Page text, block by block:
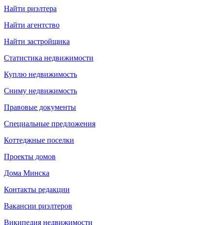
Найти риэлтера
Найти агентство
Найти застройщика
Статистика недвижимости
Куплю недвижимость
Сниму недвижимость
Правовые документы
Специальные предложения
Коттеджные поселки
Проекты домов
Дома Минска
Контакты редакции
Вакансии риэлтеров
Википедия недвижимости